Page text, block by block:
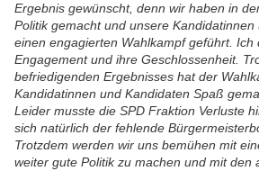
Ergebnis gewünscht, denn wir haben in
Politik gemacht und unsere
einen engagierten Wahlkampf geführt. Ich
Engagement und ihre Geschlossenheit.
befriedigenden Ergebnisses hat der
Kandidatinnen und Kandidaten Spaß
Leider musste die SPD Fraktion Verluste
sich natürlich der fehlende
Trotzdem werden wir uns bemühen mit
weiter gute Politik zu machen und mit den